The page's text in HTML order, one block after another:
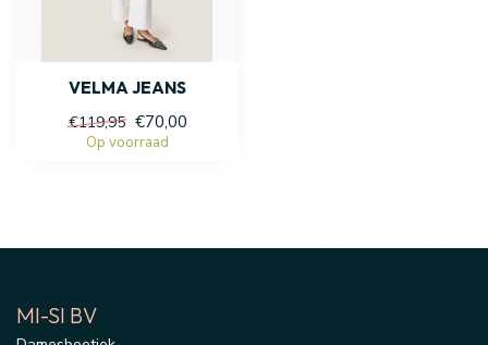
VELMA JEANS
€119,95 €70,00
Op voorraad
MI-SI BV